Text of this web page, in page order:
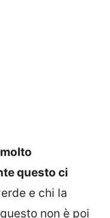
questo ci
e chi la
non è poi